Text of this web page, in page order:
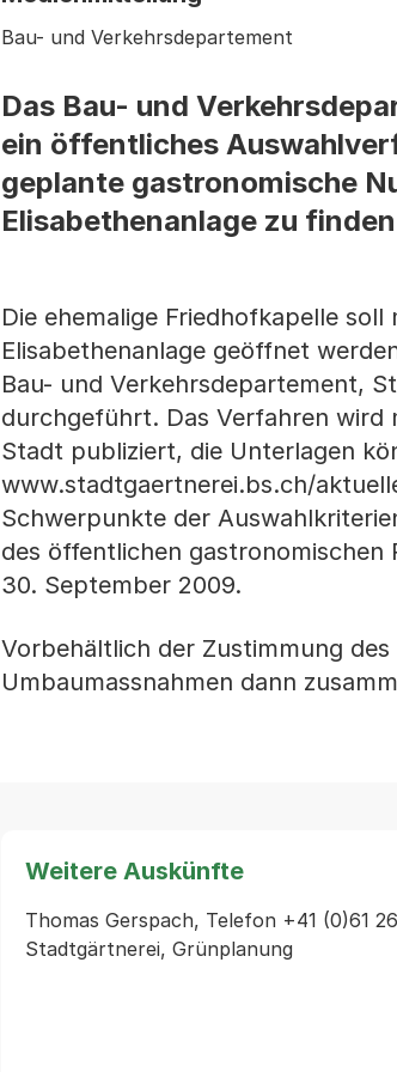
Bau- und Verkehrsdepartement
Das Bau- und
ein öffentliches
geplante gastronomische
Elisabethenanlage zu
Die ehemalige Friedhofkapelle
Elisabethenanlage geöffnet
Bau- und Verkehrsdepartement,
durchgeführt. Das Verfahren wird
Stadt publiziert, die Unterlagen
www.stadtgaertnerei.bs.ch/
Schwerpunkte der
des öffentlichen
30. September 2009.
Vorbehältlich der Zustimmung
Umbaumassnahmen dann
Weitere Auskünfte
Thomas Gerspach, Telefon +41 (0)61
Stadtgärtnerei, Grünplanung